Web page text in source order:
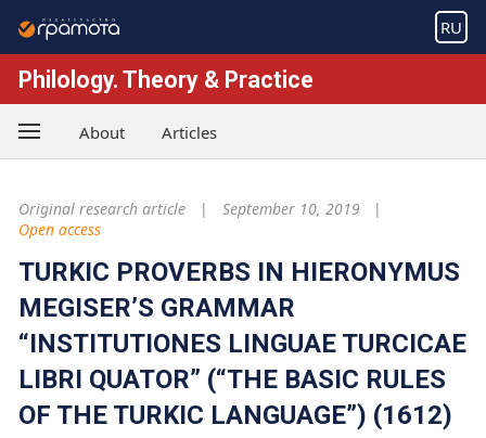
RU
Philology. Theory & Practice
About Articles
Original research article
September 10, 2019
Open access
TURKIC PROVERBS IN HIERONYMUS
MEGISER’S GRAMMAR
“INSTITUTIONES LINGUAE TURCICAE
LIBRI QUATOR” (“THE BASIC RULES
OF THE TURKIC LANGUAGE”) (1612)